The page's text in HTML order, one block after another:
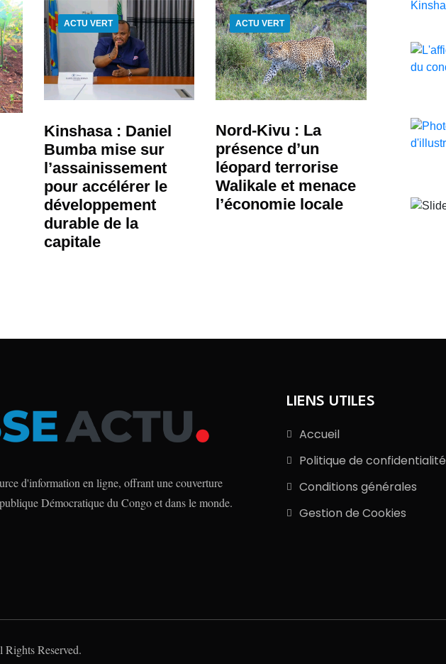
ACTU VERT
Kinshasa : Daniel
Bumba mise sur
l’assainissement
pour accélérer le
développement
durable de la
capitale
ACTU VERT
Nord-Kivu : La
présence d’un
léopard terrorise
Walikale et menace
l’économie locale
d'information en ligne, offrant une couverture
Démocratique du Congo et dans le monde.
LIENS UTILES
Accueil
Politique de confidentialité
Conditions générales
Gestion de Cookies
Rights Reserved.